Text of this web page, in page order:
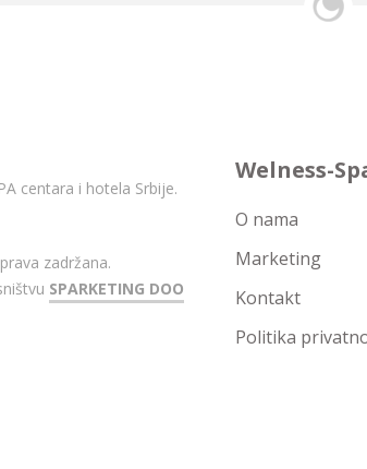
centara i hotela Srbije.
zadržana.
SPARKETING DOO
Welness-
O nama
Marketing
Kontakt
Politika